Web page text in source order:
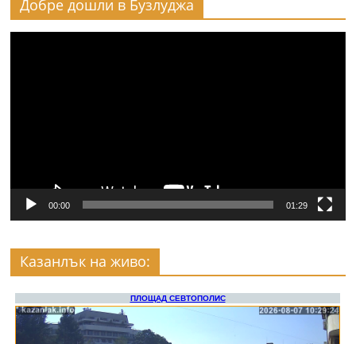
Добре дошли в Бузлуджа
00:00 01:29
Казанлък на живо: